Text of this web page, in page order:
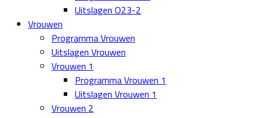
Uitslagen O23-2
Vrouwen
Programma Vrouwen
Uitslagen Vrouwen
Vrouwen 1
Programma Vrouwen 1
Uitslagen Vrouwen 1
Vrouwen 2